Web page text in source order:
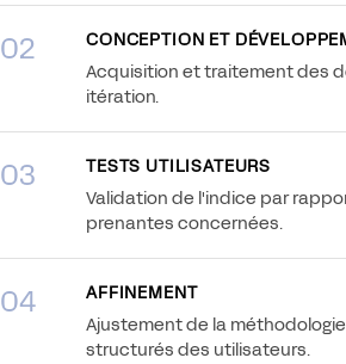
02 CONCEPTION ET
Acquisition et traitement des
itération.
03 TESTS UTILISATEURS
Validation de l'indice par
prenantes concernées.
04 AFFINEMENT
Ajustement de la
structurés des utilisateurs.